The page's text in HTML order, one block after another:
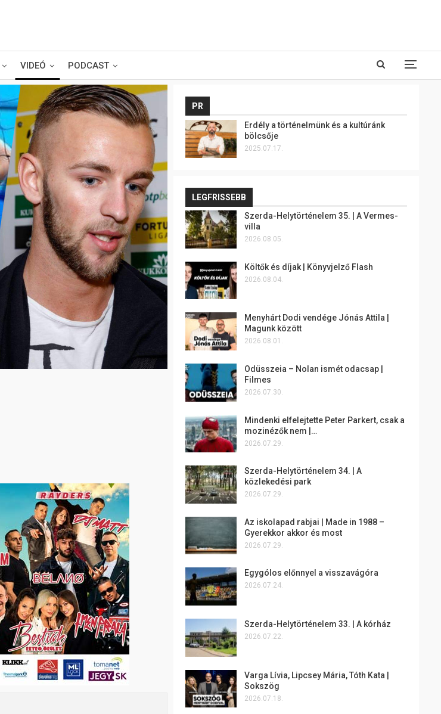
VIDEÓ PODCAST
PR
Erdély a történelmünk és a kultúránk
bölcsője
2025.07.17.
LEGFRISSEBB
Szerda-Helytörténelem 35. | A Vermes-
villa
2026.08.05.
Költők és díjak | Könyvjelző Flash
2026.08.04.
Menyhárt Dodi vendége Jónás Attila |
Magunk között
2026.08.01.
Odüsszeia – Nolan ismét odacsap |
Filmes
2026.07.30.
Mindenki elfelejtette Peter Parkert, csak a
mozinézők nem |…
2026.07.29.
Szerda-Helytörténelem 34. | A
közlekedési park
2026.07.29.
Az iskolapad rabjai | Made in 1988 –
Gyerekkor akkor és most
2026.07.29.
Egygólos előnnyel a visszavágóra
2026.07.24.
Szerda-Helytörténelem 33. | A kórház
2026.07.22.
Varga Lívia, Lipcsey Mária, Tóth Kata |
Sokszög
2026.07.18.